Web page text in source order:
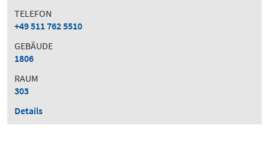
TELEFON
+49 511 762 5510
GEBÄUDE
1806
RAUM
303
Details